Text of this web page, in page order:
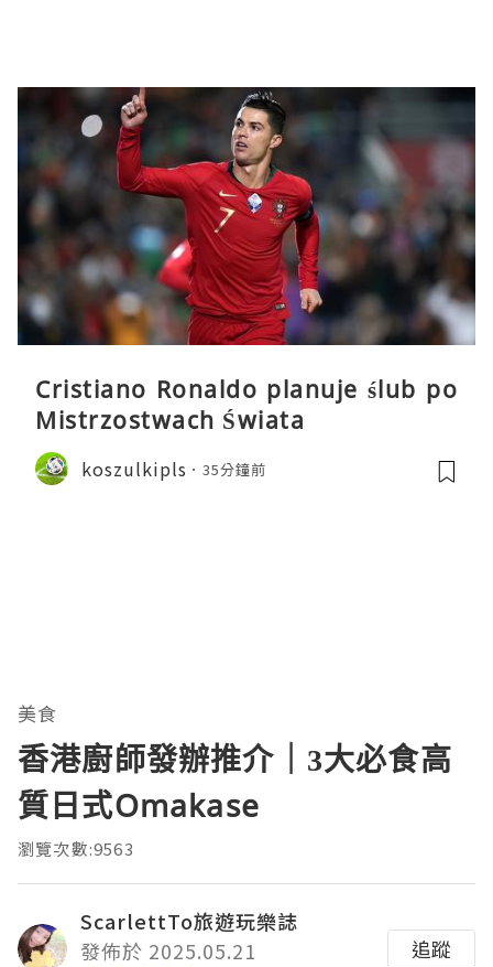
Cristiano Ronaldo planuje ślub po
Mistrzostwach Świata
koszulkipls 35分鐘前
美食
香港廚師發辦推介｜3大必食高
質日式Omakase
瀏覽次數:9563
ScarlettTo旅遊玩樂誌
發佈於 2025.05.21
追蹤